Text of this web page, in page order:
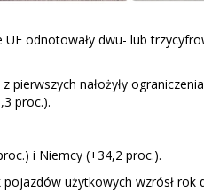
odnotowały dwu- lub
pierwszych nałożyły
proc.).
i Niemcy (+34,2 proc.).
użytkowych wzrósł